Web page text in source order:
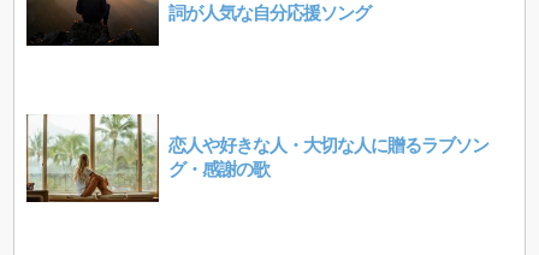
詞が人気な自分応援ソング
恋人や好きな人・大切な人に贈るラブソン
グ・感謝の歌